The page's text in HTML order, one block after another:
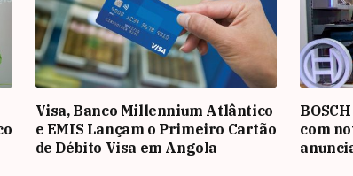
Visa, Banco Millennium Atlântico
e EMIS Lançam o Primeiro Cartão
de Débito Visa em Angola
com